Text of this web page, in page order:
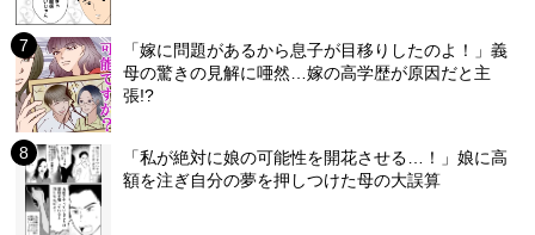
「嫁に問題があるから息子が目移りしたのよ！」義
母の驚きの見解に唖然…嫁の高学歴が原因だと主
張!?
「私が絶対に娘の可能性を開花させる…！」娘に高
額を注ぎ自分の夢を押しつけた母の大誤算